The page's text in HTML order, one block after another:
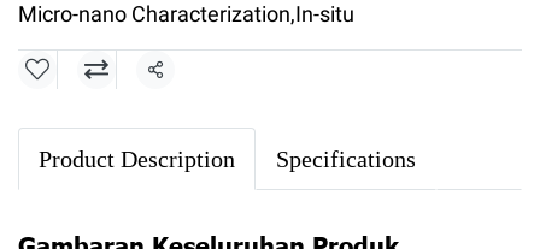
Micro-nano Characterization,In-situ
Share
Product Description Specifications